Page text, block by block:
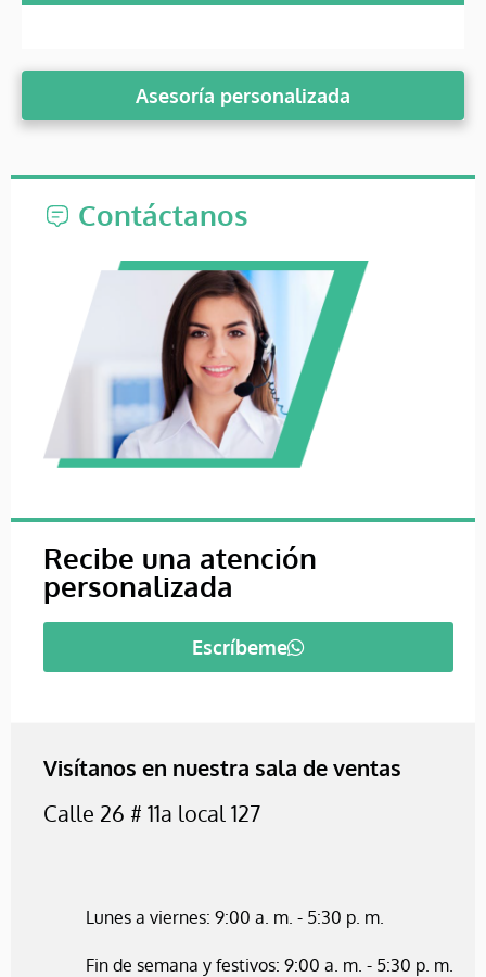
Asesoría personalizada
Contáctanos
Recibe una atención
personalizada
Escríbeme
Visítanos en nuestra sala de ventas
Calle 26 # 11a local 127
Lunes a viernes: 9:00 a. m. - 5:30 p. m.
Fin de semana y festivos: 9:00 a. m. - 5:30 p. m.